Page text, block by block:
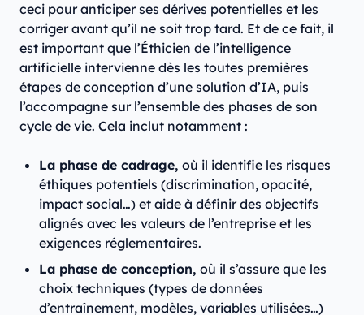
ceci pour anticiper ses dérives potentielles et les
corriger avant qu’il ne soit trop tard. Et de ce fait, il
est important que l’Éthicien de l’intelligence
artificielle intervienne dès les toutes premières
étapes de conception d’une solution d’IA, puis
l’accompagne sur l’ensemble des phases de son
cycle de vie. Cela inclut notamment :
La phase de cadrage, où il identifie les risques
éthiques potentiels (discrimination, opacité,
impact social…) et aide à définir des objectifs
alignés avec les valeurs de l’entreprise et les
exigences réglementaires.
La phase de conception, où il s’assure que les
choix techniques (types de données
d’entraînement, modèles, variables utilisées…)